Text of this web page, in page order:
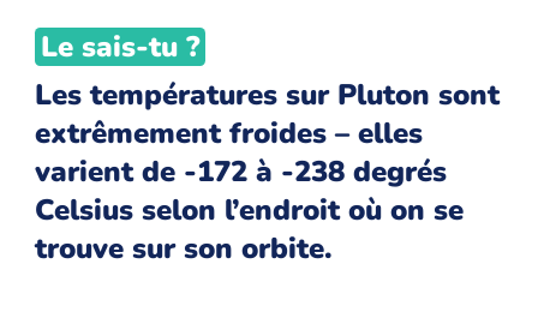
Le sais-tu ?
Les températures sur Pluton sont
extrêmement froides – elles
varient de -172 à -238 degrés
Celsius selon l’endroit où on se
trouve sur son orbite.